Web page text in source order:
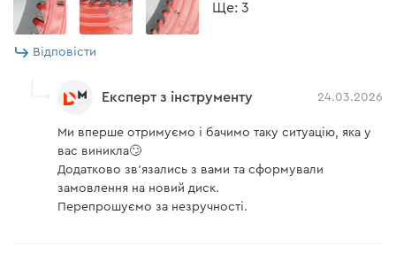
Ще: 3
Відповісти
Експерт з інструменту 24.03.2026
Ми вперше отримуємо і бачимо таку ситуацію, яка у
вас виникла🙄
Додатково зв'язались з вами та сформували
замовлення на новий диск.
Перепрошуємо за незручності.